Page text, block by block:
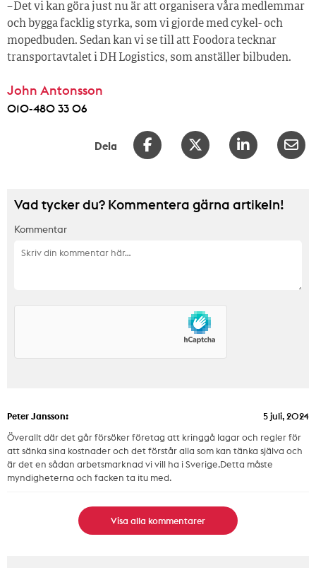
– Det vi kan göra just nu är att organisera våra medlemmar
och bygga facklig styrka, som vi gjorde med cykel- och
mopedbuden. Sedan kan vi se till att Foodora tecknar
transportavtalet i DH Logistics, som anställer bilbuden.
John Antonsson
010-480 33 06
Dela
Vad tycker du? Kommentera gärna artikeln!
Kommentar
Peter Jansson:
5 juli, 2024
Överallt där det går försöker företag att kringgå lagar och regler för
att sänka sina kostnader och det förstår alla som kan tänka själva och
är det en sådan arbetsmarknad vi vill ha i Sverige.Detta måste
myndigheterna och facken ta itu med.
Visa alla kommentarer